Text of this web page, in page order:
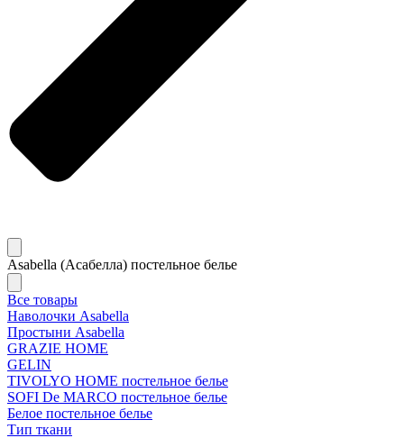
Asabella (Асабелла) постельное белье
Все товары
Наволочки Asabella
Простыни Asabella
GRAZIE HOME
GELIN
TIVOLYO HOME постельное белье
SOFI De MARCO постельное белье
Белое постельное белье
Тип ткани